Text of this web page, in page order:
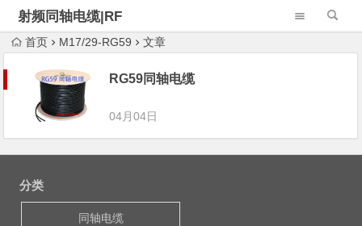
射频同轴电缆|RF
Cable Assembly
首页 M17/29-RG59 文章
RG59同轴电缆
04月04日
分类
同轴电缆